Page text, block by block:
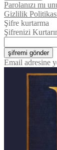
Parolanızı mı
Gizlilik
Şifre kurtarma
Şifrenizi
Email adresine